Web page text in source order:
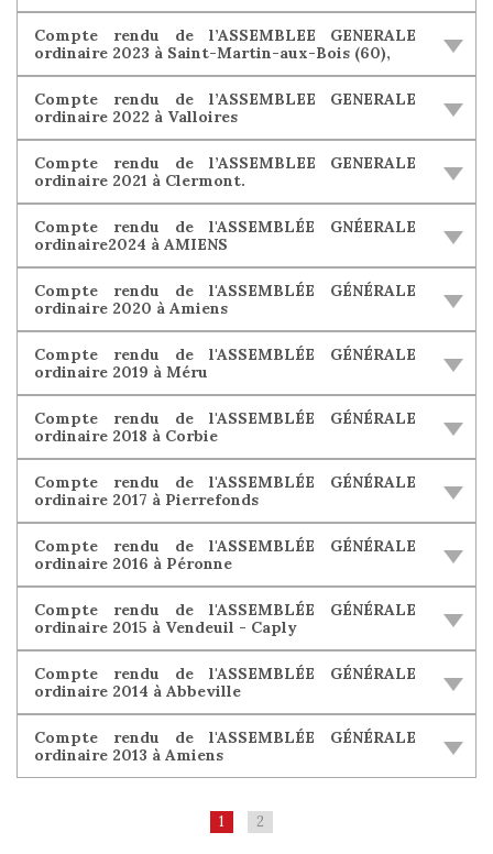
Compte rendu de l’ASSEMBLEE GENERALE
ordinaire 2023 à Saint-Martin-aux-Bois (60),
Compte rendu de l’ASSEMBLEE GENERALE
ordinaire 2022 à Valloires
Compte rendu de l’ASSEMBLEE GENERALE
ordinaire 2021 à Clermont.
Compte rendu de l'ASSEMBLÉE GNÉERALE
ordinaire2024 à AMIENS
Compte rendu de l'ASSEMBLÉE GÉNÉRALE
ordinaire 2020 à Amiens
Compte rendu de l'ASSEMBLÉE GÉNÉRALE
ordinaire 2019 à Méru
Compte rendu de l'ASSEMBLÉE GÉNÉRALE
ordinaire 2018 à Corbie
Compte rendu de l'ASSEMBLÉE GÉNÉRALE
ordinaire 2017 à Pierrefonds
Compte rendu de l'ASSEMBLÉE GÉNÉRALE
ordinaire 2016 à Péronne
Compte rendu de l'ASSEMBLÉE GÉNÉRALE
ordinaire 2015 à Vendeuil - Caply
Compte rendu de l'ASSEMBLÉE GÉNÉRALE
ordinaire 2014 à Abbeville
Compte rendu de l'ASSEMBLÉE GÉNÉRALE
ordinaire 2013 à Amiens
1 2